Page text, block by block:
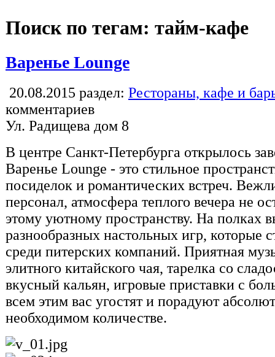
Поиск по тегам: тайм-кафе
Варенье Lounge
20.08.2015 раздел: Рестораны, кафе и
комментариев
Ул. Радищева дом 8
В центре Санкт-Петербурга открылось
Варенье Lounge - это стильное
посиделок и романтических встреч.
персонал, атмосфера теплого вечера не
этому уютному пространству. На полках
разнообразных настольных игр, которые
среди питерских компаний. Приятная
элитного китайского чая, тарелка со
вкусный кальян, игровые приставки с
всем этим вас угостят и порадуют
необходимом количестве.